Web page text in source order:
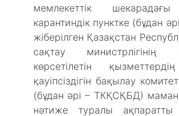
мемлекеттік
карантиндік пунктке (бұдан
жіберілген Қазақстан
сақтау
көрсетілетін
қауіпсіздігін бақылау
(бұдан әрі – ТКҚСҚБД)
нәтиже туралы ақпаратты